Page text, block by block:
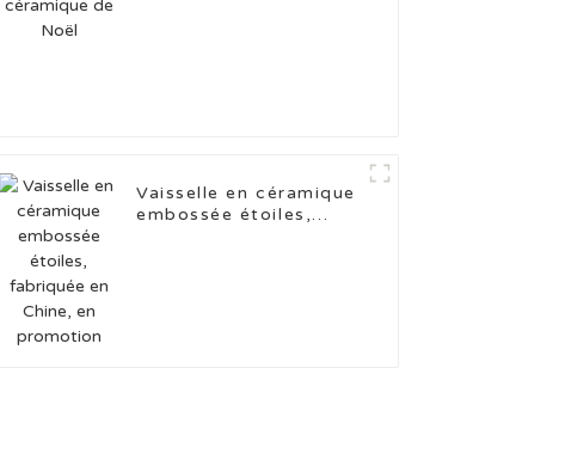
Vaisselle en céramique
embossée étoiles,